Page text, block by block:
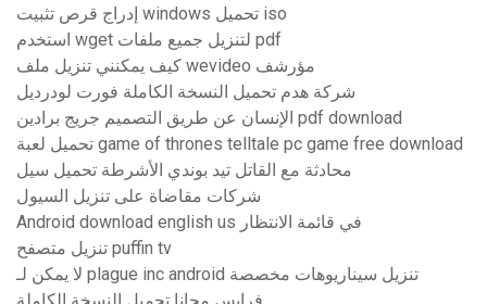
إدراج قرص تثبيت windows تحميل iso
استخدم wget لتنزيل جميع ملفات pdf
كيف يمكنني تنزيل ملف wevideo مؤرشف
شركة هدم تحميل النسخة الكاملة فورت لودرديل
الإنسان عن طريق التصميم جريج برادين pdf download
تحميل لعبة game of thrones telltale pc game free download
محادثة مع القاتل تيد بوندي الأشرطة تحميل سيل
شركات مقاضاة على تنزيل السيول
Android download english us في قائمة الانتظار
تنزيل متصفح puffin tv
لا يمكن لـ plague inc android تنزيل سيناريوهات مخصصة